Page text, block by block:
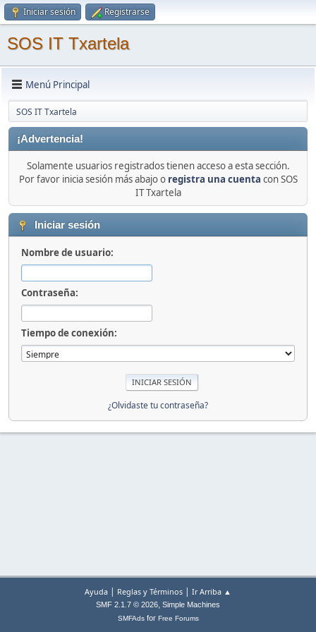
Iniciar sesión Registrarse
SOS IT Txartela
Menú Principal
SOS IT Txartela
¡Advertencia!
Solamente usuarios registrados tienen acceso a esta sección.
Por favor inicia sesión más abajo o registra una cuenta con SOS
IT Txartela
Iniciar sesión
Nombre de usuario:
Contraseña:
Tiempo de conexión:
¿Olvidaste tu contraseña?
Ayuda | Reglas y Términos | Ir Arriba ▲
SMF 2.1.7 © 2026, Simple Machines
SMFAdsfor Free Forums